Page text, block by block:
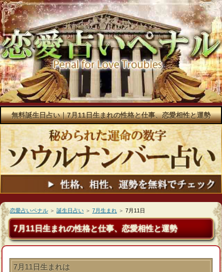
無料誕生日占い｜7月11日生まれの性格と仕事、恋愛相性と運勢
恋愛占いペナル ＞ 誕生日占い ＞ 7月生まれ ＞ 7月11日
7月11日生まれの性格と仕事、恋愛相性と運勢
7月11日生まれは